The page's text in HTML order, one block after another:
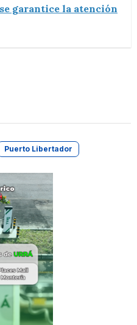
garantice la atención
Puerto Libertador